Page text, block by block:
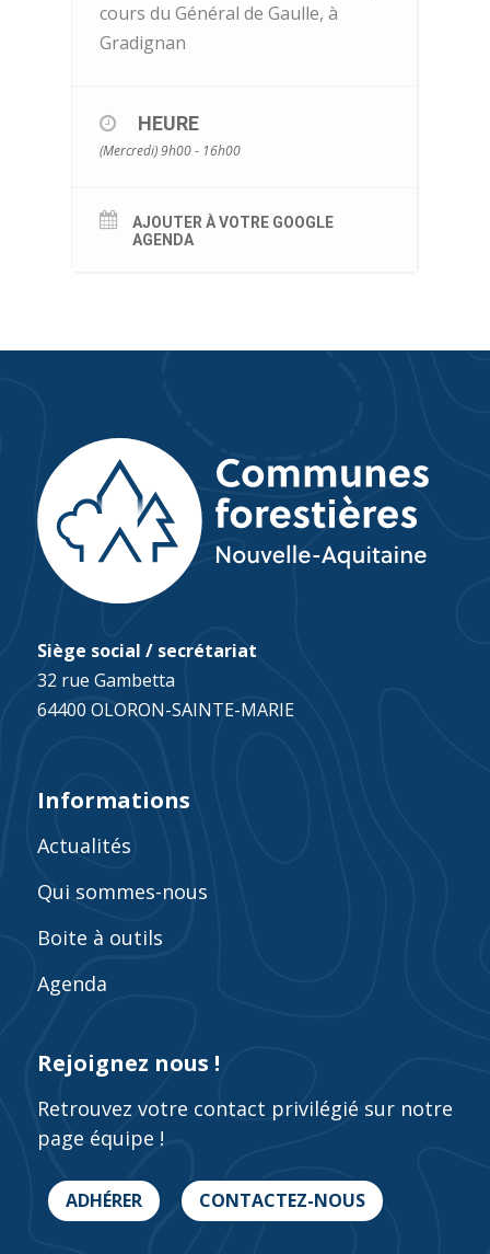
cours du Général de Gaulle, à
Gradignan
HEURE
(Mercredi) 9h00 - 16h00
AJOUTER À VOTRE GOOGLE
AGENDA
Siège social / secrétariat
32 rue Gambetta
64400 OLORON-SAINTE-MARIE
Informations
Actualités
Qui sommes-nous
Boite à outils
Agenda
Rejoignez nous !
Retrouvez votre contact privilégié sur notre
page équipe !
ADHÉRER CONTACTEZ-NOUS